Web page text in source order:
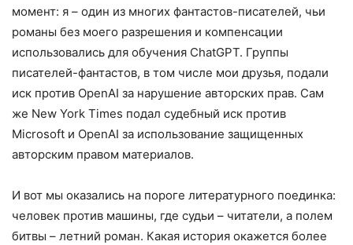
момент: я – один из многих фантастов-писателей, чьи
романы без моего разрешения и компенсации
использовались для обучения ChatGPT. Группы
писателей-фантастов, в том числе мои друзья, подали
иск против OpenAI за нарушение авторских прав. Сам
же New York Times подал судебный иск против
Microsoft и OpenAI за использование защищенных
авторским правом материалов.
И вот мы оказались на пороге литературного поединка:
человек против машины, где судьи – читатели, а полем
битвы – летний роман. Какая история окажется более